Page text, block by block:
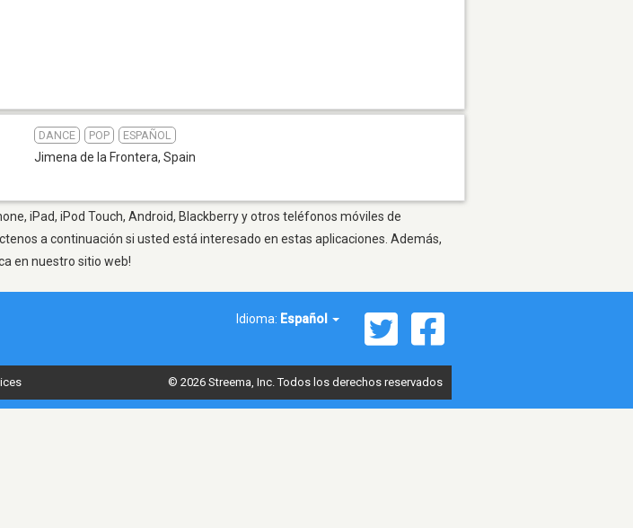
DANCE POP ESPAÑOL
Jimena de la Frontera, Spain
iPad, iPod Touch, Android, Blackberry y otros teléfonos móviles de
a continuación si usted está interesado en estas aplicaciones. Además,
en nuestro sitio web!
Idioma: Español
© 2026 Streema, Inc. Todos los derechos reservados